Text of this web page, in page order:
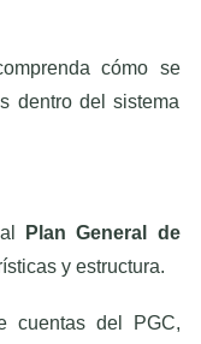
cómo se
dentro del sistema
Plan General de
y estructura.
cuentas del PGC,